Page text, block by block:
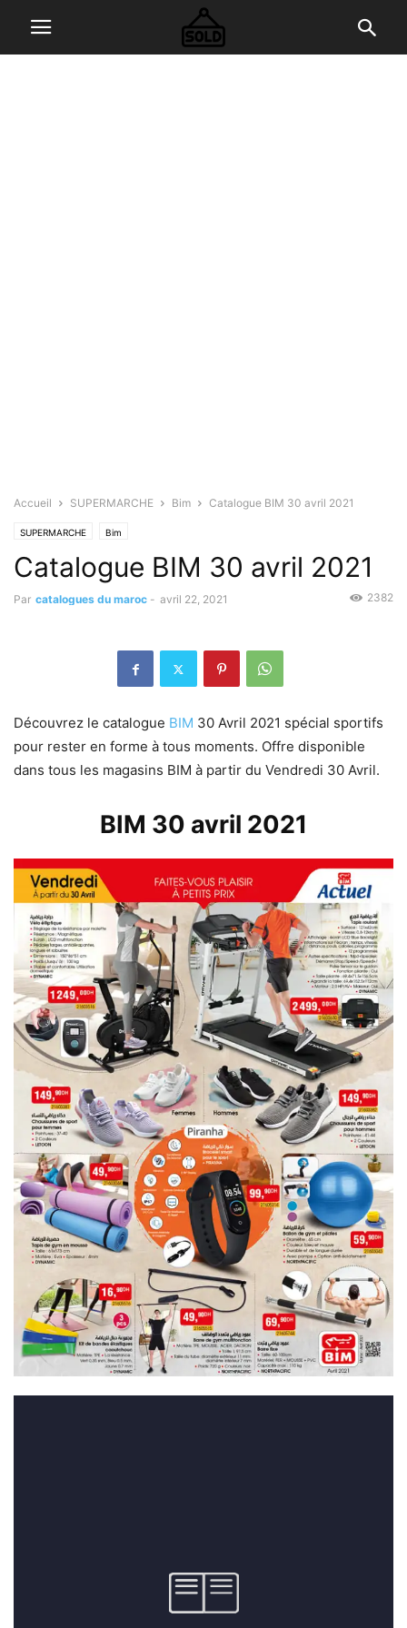
Accueil SUPERMARCHE Bim Catalogue BIM 30 avril 2021
SUPERMARCHE Bim
Catalogue BIM 30 avril 2021
Par catalogues du maroc - avril 22, 2021 2382
Découvrez le catalogue BIM 30 Avril 2021 spécial sportifs
pour rester en forme à tous moments. Offre disponible
dans tous les magasins BIM à partir du Vendredi 30 Avril.
BIM 30 avril 2021